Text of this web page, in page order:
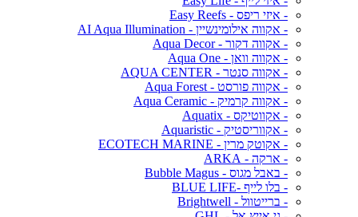
- איזי ריפס - Easy Reefs
- אקווה אילומינשיין - AI Aqua Illumination
- אקווה דקור - Aqua Decor
- אקווה וואן - Aqua One
- אקווה סנטר - AQUA CENTER
- אקווה פורסט - Aqua Forest
- אקווה קרמיק - Aqua Ceramic
- אקווטיקס - Aquatix
- אקווריסטיק - Aquaristic
- אקוטק מרין - ECOTECH MARINE
- ארקה - ARKA
- באבל מגוס - Bubble Magus
- בלו לייף -BLUE LIFE
- ברייטוול - Brightwell